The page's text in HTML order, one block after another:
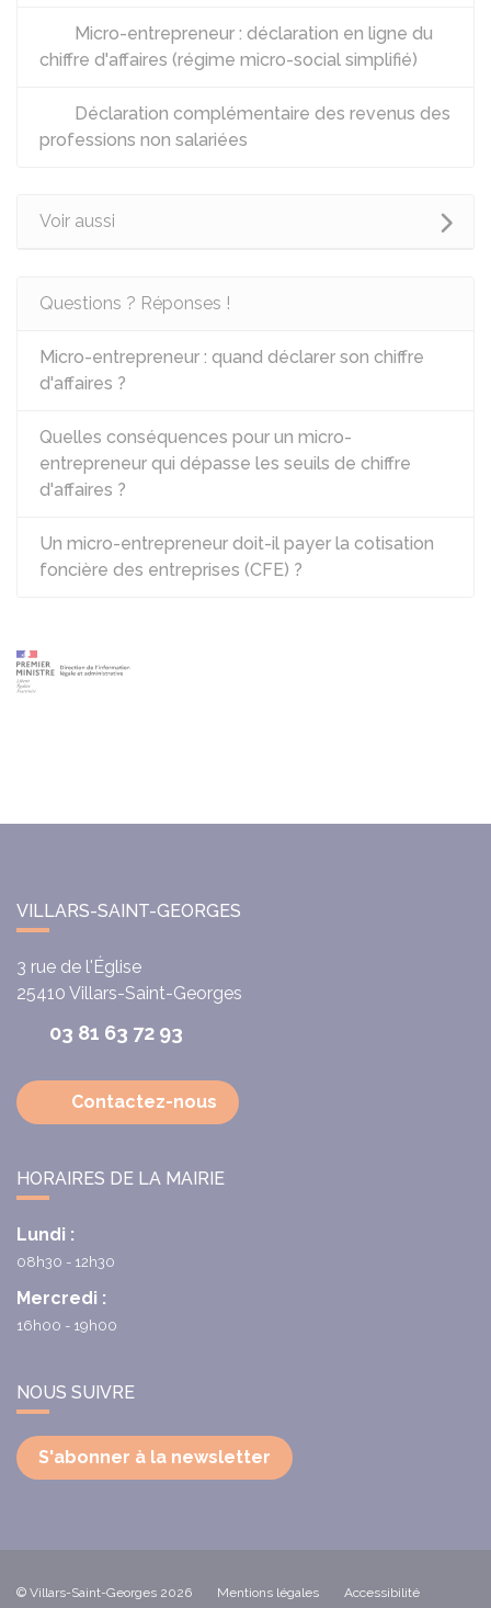
Micro-entrepreneur : déclaration en ligne du
chiffre d'affaires (régime micro-social simplifié)
Déclaration complémentaire des revenus des
professions non salariées
Voir aussi
Questions ? Réponses !
Micro-entrepreneur : quand déclarer son chiffre
d'affaires ?
Quelles conséquences pour un micro-
entrepreneur qui dépasse les seuils de chiffre
d'affaires ?
Un micro-entrepreneur doit-il payer la cotisation
foncière des entreprises (CFE) ?
VILLARS-SAINT-GEORGES
3 rue de l'Église
25410 Villars-Saint-Georges
03 81 63 72 93
Contactez-nous
HORAIRES DE LA MAIRIE
Lundi :
08h30 - 12h30
Mercredi :
16h00 - 19h00
NOUS SUIVRE
S'abonner à la newsletter
© Villars-Saint-Georges 2026 Mentions légales Accessibilité